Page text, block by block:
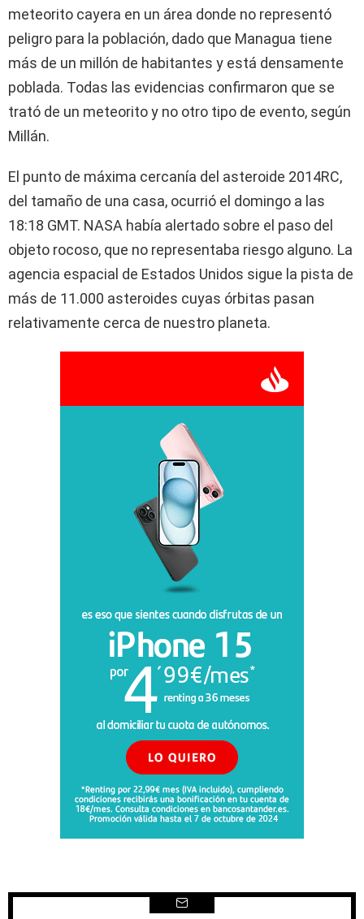
meteorito cayera en un área donde no representó
peligro para la población, dado que Managua tiene
más de un millón de habitantes y está densamente
poblada. Todas las evidencias confirmaron que se
trató de un meteorito y no otro tipo de evento, según
Millán.
El punto de máxima cercanía del asteroide 2014RC,
del tamaño de una casa, ocurrió el domingo a las
18:18 GMT. NASA había alertado sobre el paso del
objeto rocoso, que no representaba riesgo alguno. La
agencia espacial de Estados Unidos sigue la pista de
más de 11.000 asteroides cuyas órbitas pasan
relativamente cerca de nuestro planeta.